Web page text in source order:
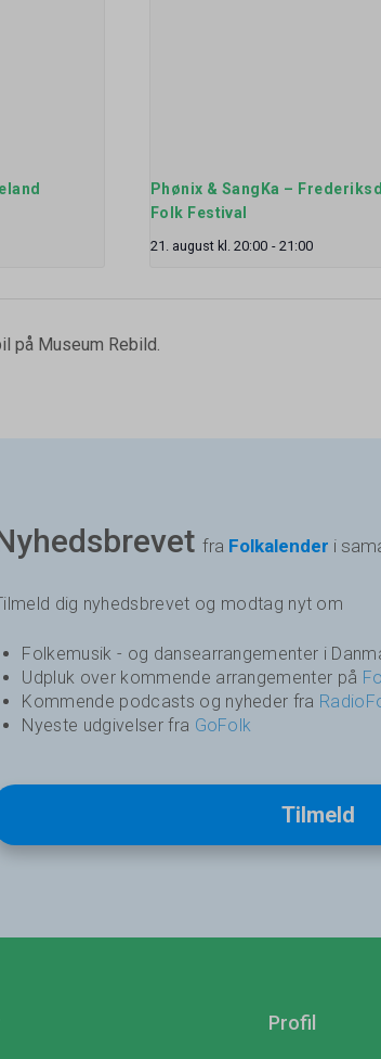
Phønix & SangKa –
Folk Festival
21. august kl. 20:00 - 21:00
på Museum Rebild.
fra Folkalender i
dig nyhedsbrevet og modtag nyt om
Folkemusik - og dansearrangementer i
Udpluk over kommende arrangementer på
Kommende podcasts og nyheder fra
Nyeste udgivelser fra GoFolk
Tilmeld
Profil